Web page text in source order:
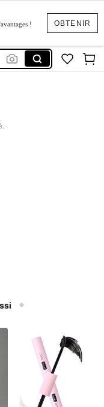
OBTENIR
!